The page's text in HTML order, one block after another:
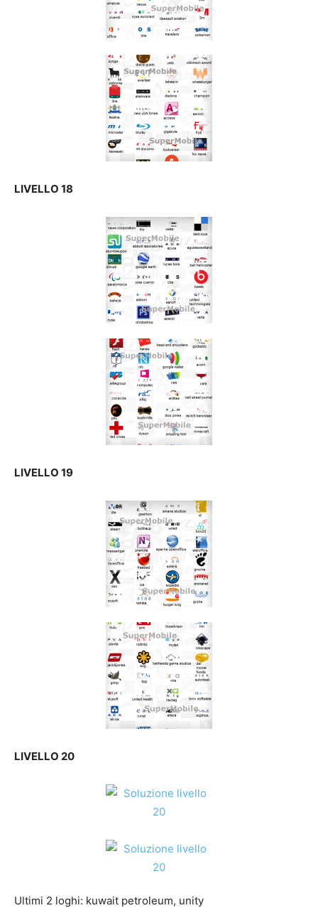
LIVELLO 18
LIVELLO 19
LIVELLO 20
Ultimi 2 loghi: kuwait petroleum, unity